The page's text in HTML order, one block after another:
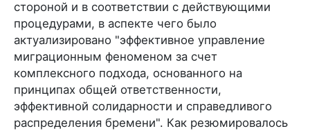
стороной и в соответствии с действующими
процедурами, в аспекте чего было
актуализировано "эффективное управление
миграционным феноменом за счет
комплексного подхода, основанного на
принципах общей ответственности,
эффективной солидарности и справедливого
распределения бремени". Как резюмировалось